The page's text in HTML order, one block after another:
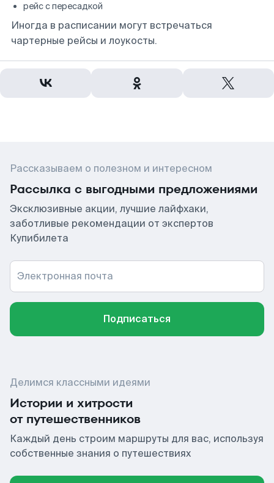
рейс с пересадкой
Иногда в расписании могут встречаться
чартерные рейсы и лоукосты.
Рассказываем о полезном и интересном
Рассылка с выгодными предложениями
Эксклюзивные акции, лучшие лайфхаки,
заботливые рекомендации от экспертов
Купибилета
Электронная почта
Подписаться
Делимся классными идеями
Истории и хитрости
от путешественников
Каждый день строим маршруты для вас, используя
собственные знания о путешествиях